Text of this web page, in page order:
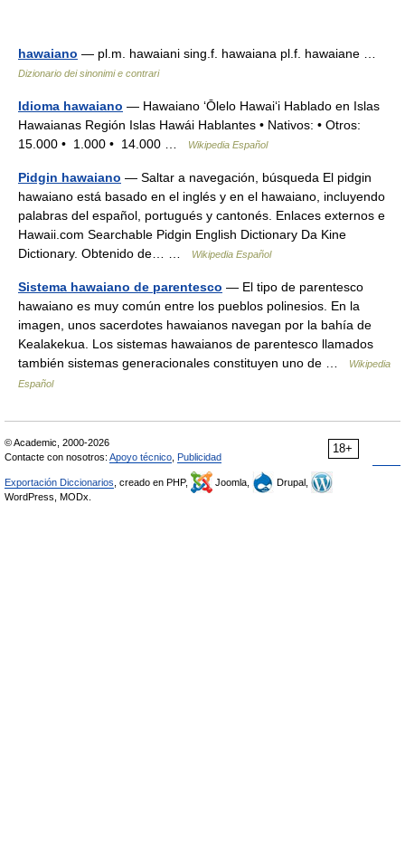
hawaiano — pl.m. hawaiani sing.f. hawaiana pl.f. hawaiane …
Dizionario dei sinonimi e contrari
Idioma hawaiano — Hawaiano ‘Ōlelo Hawai‘i Hablado en Islas
Hawaianas Región Islas Hawái Hablantes • Nativos: • Otros:
15.000 • 1.000 • 14.000 …
Wikipedia Español
Pidgin hawaiano — Saltar a navegación, búsqueda El pidgin
hawaiano está basado en el inglés y en el hawaiano, incluyendo
palabras del español, portugués y cantonés. Enlaces externos e
Hawaii.com Searchable Pidgin English Dictionary Da Kine
Dictionary. Obtenido de… …
Wikipedia Español
Sistema hawaiano de parentesco — El tipo de parentesco
hawaiano es muy común entre los pueblos polinesios. En la
imagen, unos sacerdotes hawaianos navegan por la bahía de
Kealakekua. Los sistemas hawaianos de parentesco llamados
también sistemas generacionales constituyen uno de …
Wikipedia
Español
18+
© Academic, 2000-2026
Contacte con nosotros: Apoyo técnico Publicidad
Exportación Diccionarios , creado en PHP, Joomla,
Drupal,
WordPress, MODx.